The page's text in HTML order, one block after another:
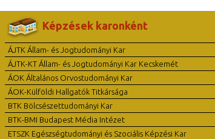
Képzések karonként
ÁJTK Állam- és Jogtudományi Kar
ÁJTK-KT Állam- és Jogtudományi Kar Kecskemét
ÁOK Általános Orvostudományi Kar
ÁOK-Külföldi Hallgatók Titkársága
BTK Bölcsészettudományi Kar
BTK-BMI Budapest Média Intézet
ETSZK Egészségtudományi és Szociális Képzési Kar